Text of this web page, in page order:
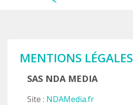
MENTIONS LÉGALES
SAS NDA MEDIA
Site : NDAMedia.fr